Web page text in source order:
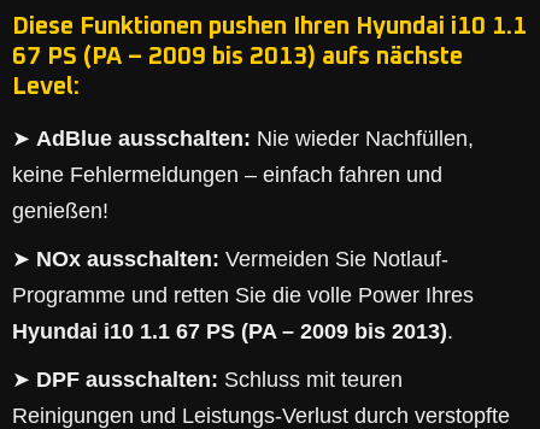
Diese Funktionen pushen Ihren Hyundai i10 1.1
67 PS (PA – 2009 bis 2013) aufs nächste
Level:
➤ AdBlue ausschalten: Nie wieder Nachfüllen,
keine Fehlermeldungen – einfach fahren und
genießen!
➤ NOx ausschalten: Vermeiden Sie Notlauf-
Programme und retten Sie die volle Power Ihres
Hyundai i10 1.1 67 PS (PA – 2009 bis 2013).
➤ DPF ausschalten: Schluss mit teuren
Reinigungen und Leistungs-Verlust durch verstopfte